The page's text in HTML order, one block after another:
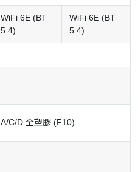
WiFi 6E (BT
5.4)
WiFi 6E (BT
5.4)
A/C/D 全塑膠 (F10)